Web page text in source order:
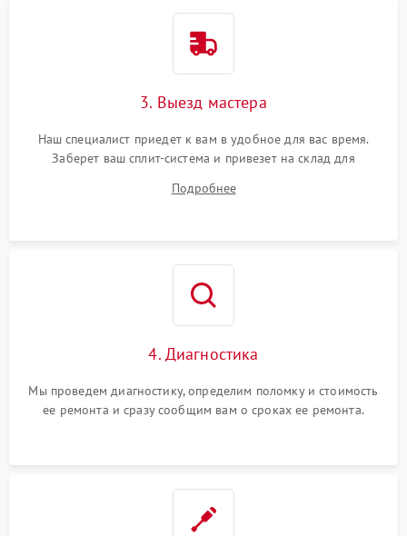
3. Выезд мастера
Наш специалист приедет к вам в удобное для вас время.
Заберет ваш сплит-система и привезет на склад для
Подробнее
4. Диагностика
Мы проведем диагностику, определим поломку и стоимость
ее ремонта и сразу сообщим вам о сроках ее ремонта.